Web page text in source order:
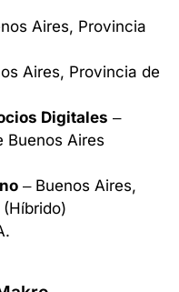
Aires, Provincia
Aires, Provincia de
Digitales –
Buenos Aires
– Buenos Aires,